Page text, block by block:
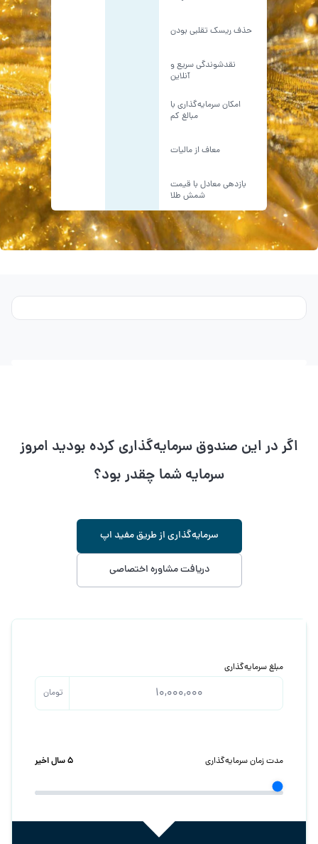
حذف ریسک تقلبی بودن
نقدشوندگی سریع و
آنلاین
امکان سرمایه‌گذاری با
مبالغ کم
معاف از مالیات
بازدهی معادل با قیمت
شمش طلا
اگر در این صندوق سرمایه‌گذاری کرده بودید امروز
سرمایه شما چقدر بود؟
سرمایه‌‌گذاری از طریق مفید اپ
دریافت مشاوره اختصاصی
مبلغ سرمایه‌گذاری
تومان
مدت زمان سرمایه‌گذاری ۵ سال اخیر